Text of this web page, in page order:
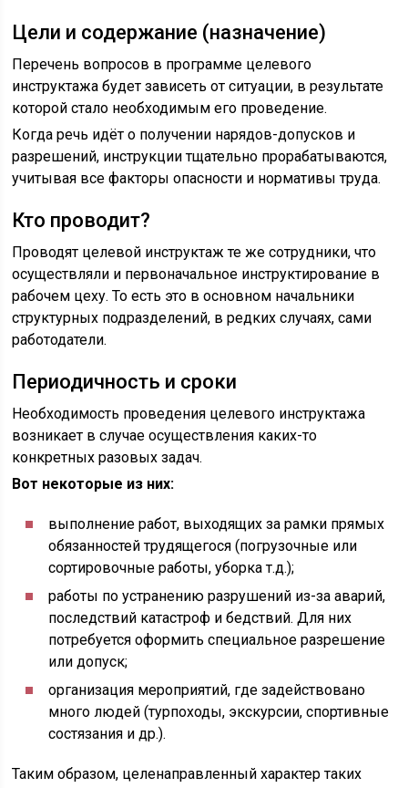
Цели и содержание (назначение)
Перечень вопросов в программе целевого
инструктажа будет зависеть от ситуации, в результате
которой стало необходимым его проведение.
Когда речь идёт о получении нарядов-допусков и
разрешений, инструкции тщательно прорабатываются,
учитывая все факторы опасности и нормативы труда.
Кто проводит?
Проводят целевой инструктаж те же сотрудники, что
осуществляли и первоначальное инструктирование в
рабочем цеху. То есть это в основном начальники
структурных подразделений, в редких случаях, сами
работодатели.
Периодичность и сроки
Необходимость проведения целевого инструктажа
возникает в случае осуществления каких-то
конкретных разовых задач.
Вот некоторые из них:
выполнение работ, выходящих за рамки прямых
обязанностей трудящегося (погрузочные или
сортировочные работы, уборка т.д.);
работы по устранению разрушений из-за аварий,
последствий катастроф и бедствий. Для них
потребуется оформить специальное разрешение
или допуск;
организация мероприятий, где задействовано
много людей (турпоходы, экскурсии, спортивные
состязания и др.).
Таким образом, целенаправленный характер таких